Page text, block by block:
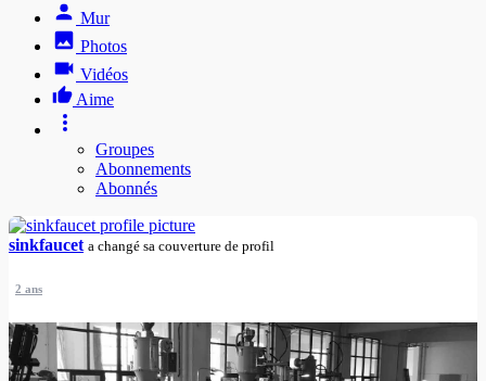
Mur
Photos
Vidéos
Aime
Groupes
Abonnements
Abonnés
sinkfaucet a changé sa couverture de profil
2 ans